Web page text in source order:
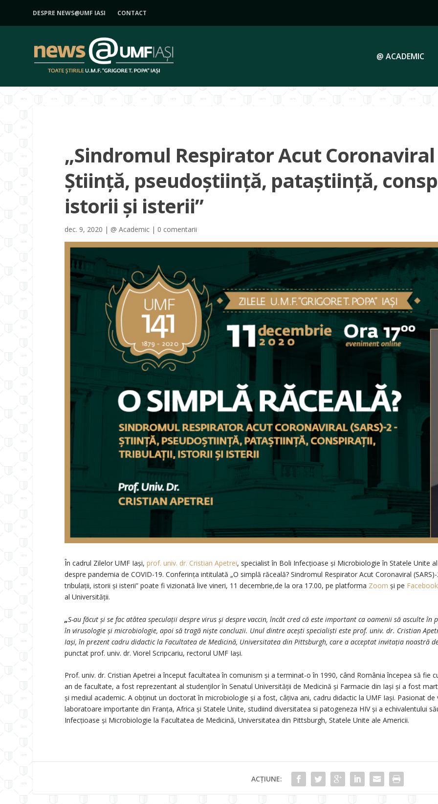
DESPRE NEWS@UMF IASI CONTACT
@ ACADEMIC
„Sindromul Respirator Acut Coronaviral
Ştiinţă, pseudoştiinţă, pataştiinţă,
istorii şi isterii”
dec. 9, 2020 | @ Academic | 0 comentarii
În cadrul Zilelor UMF Iași, prof. univ. dr. Cristian Apetrei, specialist în Boli Infecțioase și Microbiologie în Statele Unite
despre pandemia de COVID-19. Conferința intitulată „O simplă răceală? Sindromul Respirator Acut Coronaviral
tribulaţii, istorii şi isterii” poate fi vizionată live vineri, 11 decembrie,de la ora 17.00, pe platforma Zoom și pe Facebook
al Universității.
„S-au făcut și se fac atâtea speculații despre virus și despre vaccin, încât cred că este important ca oamenii să asculte
în virusologie și microbiologie, apoi să tragă niște concluzii. Unul dintre acești specialiști este prof. univ. dr. Cristian
Iași, în prezent cadru didactic la Facultatea de Medicină, Universitatea din Pittsburgh, care a acceptat invitația noastră
punctat prof. univ. dr. Viorel Scripcariu, rectorul UMF Iași.
Prof. univ. dr. Cristian Apetrei a început facultatea în comunism și a terminat-o în 1990, când România începea să fie
an de facultate, a fost reprezentant al studenților în Senatul Universității de Medicină și Farmacie din Iași și a fost
și mediul academic. A obținut un doctorat în microbiologie și a fost, câțiva ani, cadru didactic la UMF Iași. Pasionat
laboratoare importante din Franța, Africa și Statele Unite, studiind diversitatea si patogeneza HIV și a echivalentului
Infecțioase și Microbiologie la Facultatea de Medicină, Universitatea din Pittsburgh, Statele Unite ale Americii.
ACȚIUNE: